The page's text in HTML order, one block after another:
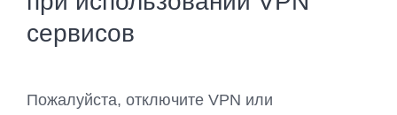
сервисов
Пожалуйста, отключите VPN или